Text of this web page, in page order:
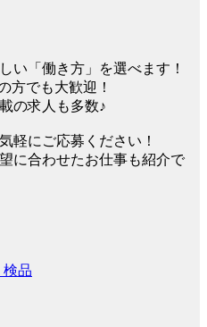
い「働き方」を選べます！
方でも大歓迎！
の求人も多数♪
軽にご応募ください！
に合わせたお仕事も紹介で
検品